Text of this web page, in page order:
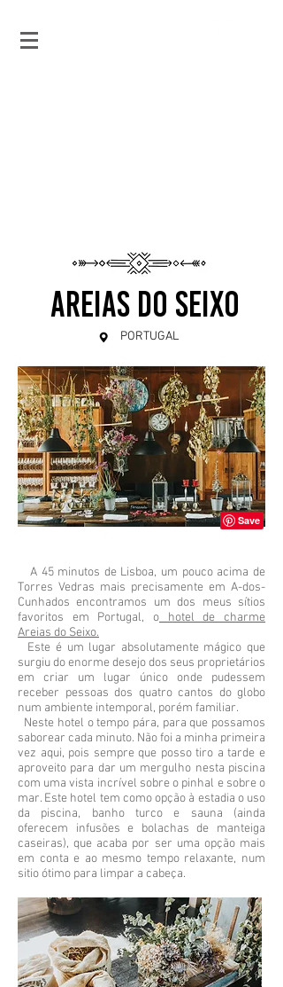
Areias do seixo
PORTUGAL
A 45 minutos de Lisboa, um pouco acima de
Torres Vedras mais precisamente em A-dos-
Cunhados encontramos um dos meus sítios
favoritos em Portugal, o hotel de charme
Areias do Seixo.
Este é um lugar absolutamente mágico que
surgiu do enorme desejo dos seus proprietários
em criar um lugar único onde pudessem
receber pessoas dos quatro cantos do globo
num ambiente intemporal, porém familiar.
Neste hotel o tempo pára, para que possamos
saborear cada minuto. Não foi a minha primeira
vez aqui, pois sempre que posso tiro a tarde e
aproveito para dar um mergulho nesta piscina
com uma vista incrível sobre o pinhal e sobre o
mar. Este hotel tem como opção à estadia o uso
da piscina, banho turco e sauna (ainda
oferecem infusões e bolachas de manteiga
caseiras), que acaba por ser uma opção mais
em conta e ao mesmo tempo relaxante, num
sitio ótimo para limpar a cabeça.